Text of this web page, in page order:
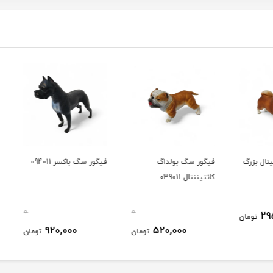
فیگور سگ بولداگ
کانتیننتال 039011
520,000 تومان
فیگور سگ باکسر 094011
920,000 تومان